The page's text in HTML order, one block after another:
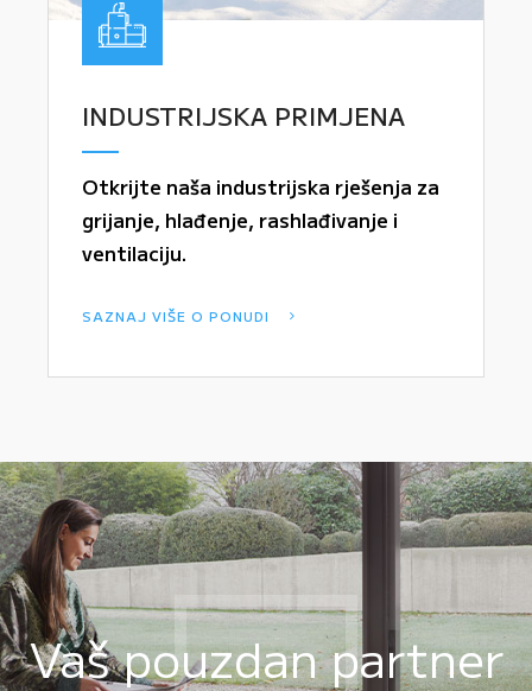
INDUSTRIJSKA PRIMJENA
Otkrijte naša industrijska rješenja za
grijanje, hlađenje, rashlađivanje i
ventilaciju.
SAZNAJ VIŠE O PONUDI
Vaš pouzdan partner